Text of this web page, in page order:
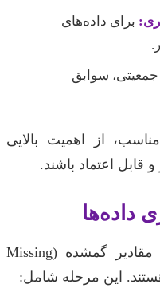
برای داده‌های
جمعیتی، سوابق
مناسب، از اهمیت بالایی
قابل اعتماد باشند.
داده‌های خام اغلب پر از خطا، مقادیر گمشده (Missing